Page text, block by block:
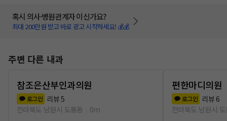
혹시 의사·병원관계자 이신가요?
최대 200만원 받고 바로 광고 시작하세요! 💰💰
주변 다른 내과
참조은산부인과의원
로그인 리뷰5
전라북도 남원시 도통동
0m
편한마디의원
로그인 리뷰 6
전라북도 남원시